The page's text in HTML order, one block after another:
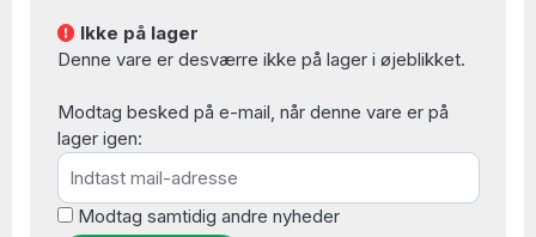
Ikke på lager
Denne vare er desværre ikke på lager i øjeblikket.
Modtag besked på e-mail, når denne vare er på
lager igen:
Modtag samtidig andre nyheder